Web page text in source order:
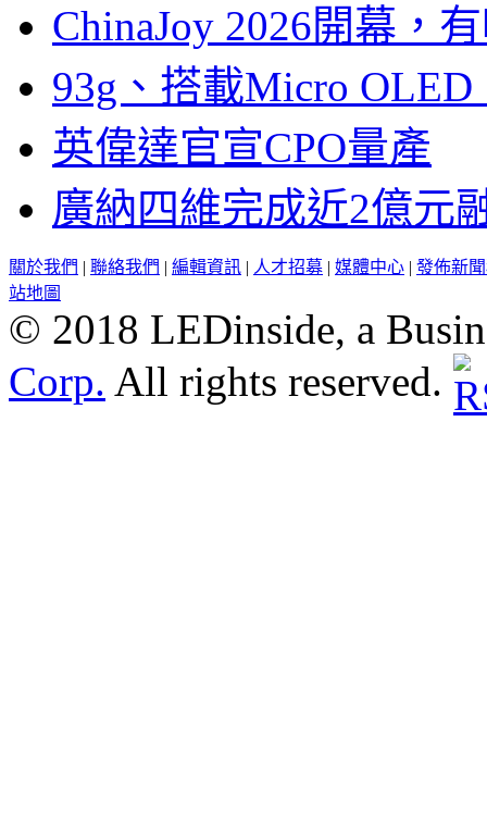
ChinaJoy 2026開幕，
93g、搭載Micro
英偉達官宣CPO量產
廣納四維完成近2億元
關於我們 | 聯絡我們 | 編輯資訊 | 人才招募 | 媒體中心 | 發佈新
站地圖
© 2018 LEDinside, a
Corp. All rights reserved.